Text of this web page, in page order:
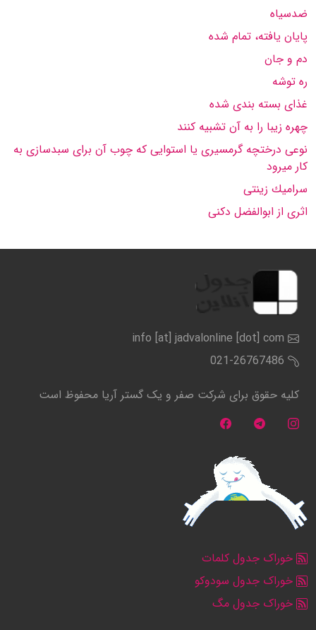
ضدسیاه
پایان یافته، تمام شده
دم و جان
ره توشه
غذای بسته بندی شده
چهره زیبا را به آن تشبیه كنند
نوعی درختچه گرمسیری یا استوایی كه چوب آن برای سبدسازی به
كار میرود
سرامیك زینتی
اثری از ابوالفضل دكنی
info [at] jadvalonline [dot] com
021-26767486
کلیه حقوق برای شرکت صفر و یک گستر آریا محفوظ است
خوراک جدول کلمات
خوراک جدول سودوکو
خوراک جدول مگ